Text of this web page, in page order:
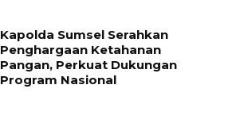
Kapolda Sumsel Serahkan
Penghargaan Ketahanan
Pangan, Perkuat Dukungan
Program Nasional